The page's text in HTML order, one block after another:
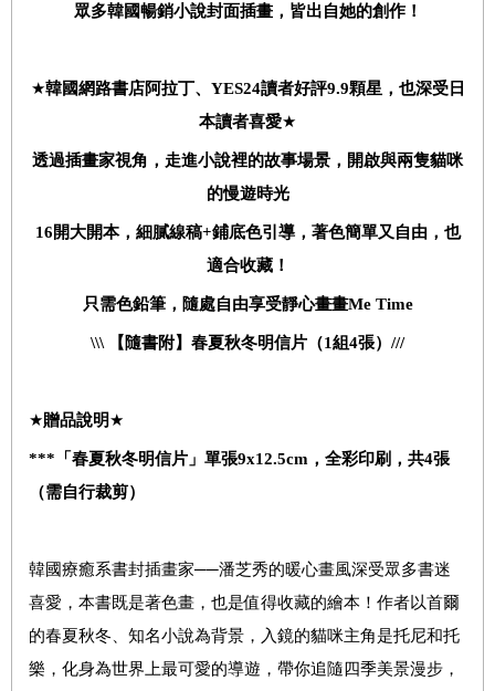
眾多韓國暢銷小說封面插畫，皆出自她的創作！
★韓國網路書店阿拉丁、 YES24讀者好評9.9顆星，也深受日
本讀者喜愛★
透過插畫家視角，走進小說裡的故事場景，開啟與兩隻貓咪
的慢遊時光
16開大開本，細膩線稿+鋪底色引導，著色簡單又自由，也
適合收藏！
只需色鉛筆，隨處自由享受靜心畫畫Me Time
\\\ 【隨書附】春夏秋冬明信片（1組4張） ///
★贈品說明★
*** 「春夏秋冬明信片」單張9x12.5cm ，全彩印刷，共4張
（需自行裁剪）
韓國療癒系書封插畫家──潘芝秀的暖心畫風深受眾多書迷
喜愛，本書既是著色畫，也是值得收藏的繪本！作者以首爾
的春夏秋冬、知名小說為背景，入鏡的貓咪主角是托尼和托
樂，化身為世界上最可愛的導遊，帶你追隨四季美景漫步，